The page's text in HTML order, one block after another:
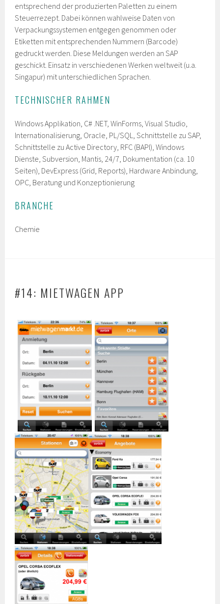
entsprechend der produzierten Paletten zu einem
Steuerrezept. Dabei können wahlweise Daten von
Verpackungssystemen entgegen genommen oder
Etiketten mit entsprechenden Nummern (Barcode)
gedruckt werden. Diese Meldungen werden an SAP
geschickt. Einsatz in verschiedenen Werken weltweit (u.a.
Singapur) mit unterschiedlichen Sprachen.
TECHNISCHER RAHMEN
Windows Applikation, C# .NET, WinForms, Visual Studio,
Internationalisierung, Oracle, PL/SQL, Schnittstelle zu SAP,
Schnittstelle zu Active Directory, RFC (BAPI), Windows
Dienste, Subversion, Mantis, 24/7, Dokumentation (ca. 10
Seiten), DevExpress (Grid, Reports), Hardware Anbindung,
OPC, Beratung und Konzeptionierung
BRANCHE
Chemie
#14: MIETWAGEN APP